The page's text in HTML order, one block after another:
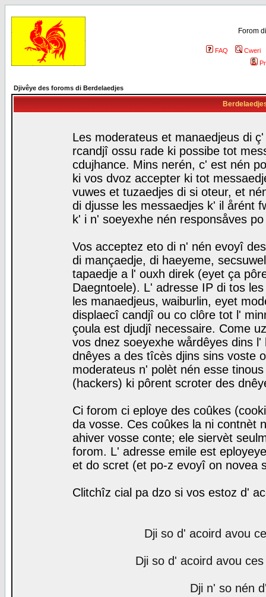
Forom
FAQ
Cweri
Djivêye des foroms di Berdelaedjes
Les moderateus et manaedjeus di
rcandjî ossu rade ki possibe tot
cdujhance. Mins nerén, c' est nén
ki vos dvoz accepter ki tot
vuwes et tuzaedjes di si oteur, et
di djusse les messaedjes k' il årént
k' i n' soeyexhe nén responsåves
Vos acceptez eto di n' nén evoyî
di mançaedje, di haeyeme,
tapaedje a l' ouxh direk (eyet ça
Daegntoele). L' adresse IP di tos
les manaedjeus, waiburlin, eyet
displaecî candjî ou co clôre tot l'
çoula est djudjî necessaire. Come
vos dnez soeyexhe wårdêyes dins
dnêyes a des tîcès djins sins voste
moderateus n' polèt nén esse
(hackers) ki pôrent scroter des
Ci forom ci eploye des coûkes
da vosse. Ces coûkes la ni contnèt
ahiver vosse conte; ele siervèt
forom. L' adresse emile est
et do scret (et po-z evoyî on novea
Clitchîz cial pa dzo si vos estoz d'
Dji so d' acoird avou
Dji so d' acoird avou
Dji n' so nén